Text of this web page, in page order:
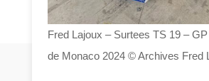
Fred Lajoux – Surtees TS 19 –
de Monaco 2024 © Archives Fred